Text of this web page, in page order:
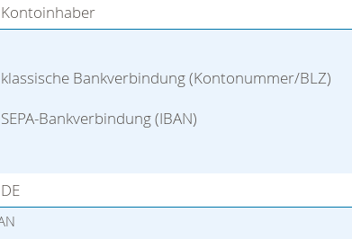
Kontoinhaber
klassische Bankverbindung (Kontonummer/BLZ)
SEPA-Bankverbindung (IBAN)